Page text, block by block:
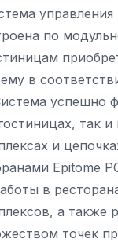
управления
по
в
успешно
так и
и
Еpitome
в
а также
точек